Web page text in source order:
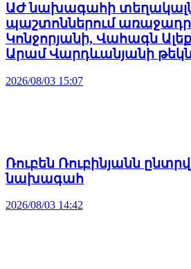
ԱԺ նախագահի
պաշտոններում
Կոնջորյանի, Վահագն
Արամ Վարդևանյանի
2026/08/03 15:07
Ռուբեն Ռուբինյանն
նախագահ
2026/08/03 14:42